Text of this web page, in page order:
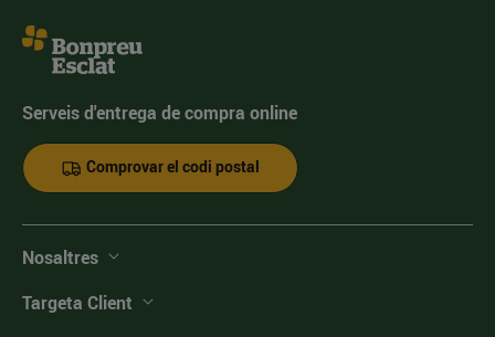
Serveis d'entrega de compra online
Comprovar el codi postal
Nosaltres
Targeta Client